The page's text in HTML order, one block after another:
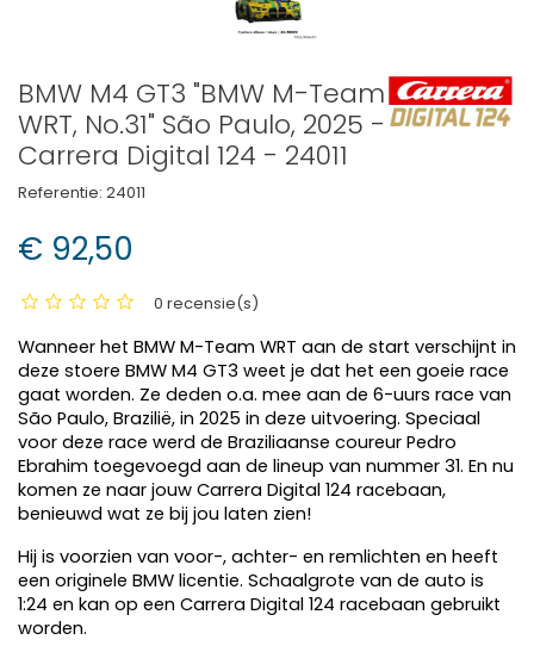
BMW M4 GT3 "BMW M-Team
WRT, No.31" São Paulo, 2025 -
Carrera Digital 124 - 24011
Referentie: 24011
€ 92,50
0 recensie(s)
Wanneer het BMW M-Team WRT aan de start verschijnt in
deze stoere BMW M4 GT3 weet je dat het een goeie race
gaat worden. Ze deden o.a. mee aan de 6-uurs race van
São Paulo, Brazilië, in 2025 in deze uitvoering. Speciaal
voor deze race werd de Braziliaanse coureur Pedro
Ebrahim toegevoegd aan de lineup van nummer 31. En nu
komen ze naar jouw Carrera Digital 124 racebaan,
benieuwd wat ze bij jou laten zien!
Hij is voorzien van voor-, achter- en remlichten en heeft
een originele BMW licentie. Schaalgrote van de auto is
1:24 en kan op een Carrera Digital 124 racebaan gebruikt
worden.